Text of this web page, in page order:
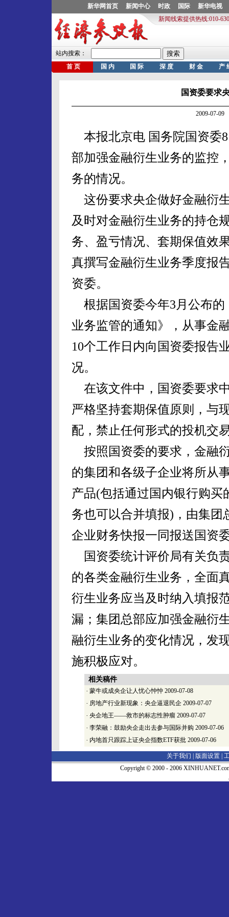
国资委要求
2009-07-09
本报北京电 国务院国资委
部加强金融衍生业务的监控
务的情况。
这份要求央企做好金融衍
及时对金融衍生业务的持仓
务、盈亏情况、套期保值效
真撰写金融衍生业务季度报
资委。
根据国资委今年3月公布的
业务监管的通知》，从事金
10个工作日内向国资委报告
况。
在该文件中，国资委要求
严格坚持套期保值原则，与
配，禁止任何形式的投机交
按照国资委的要求，金融
的集团和各级子企业将所从
产品(包括通过国内银行购
务也可以合并填报)，由集团
企业财务快报一同报送国资
国资委统计评价局有关负
的各类金融衍生业务，全面
衍生业务应当及时纳入填报
漏；集团总部应加强金融衍
融衍生业务的变化情况，发
施积极应对。
相关稿件
· 蒙牛或成央企让人忧心忡忡 2009-07-08
· 房地产行业新现象：央企逼退民企 2009-07-07
· 央企地王——救市的标志性肿瘤 2009-07-07
· 李荣融：鼓励央企走出去参与国际并购 2009-07-06
· 内地首只跟踪上证央企指数ETF获批 2009-07-06
关于我们 | 版面设置
Copyright © 2000 - 2006